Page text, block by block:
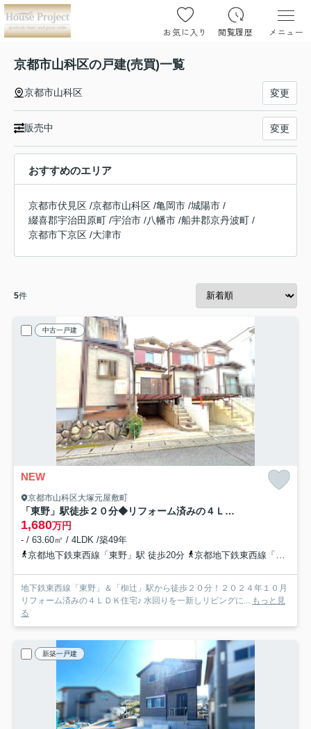
お気に入り 閲覧履歴 メニュー
京都市山科区の戸建(売買)一覧
京都市山科区 変更
販売中 変更
おすすめのエリア
京都市伏見区 /京都市山科区 /亀岡市 /城陽市 /
綴喜郡宇治田原町 /宇治市 /八幡市 /船井郡京丹波町 /
京都市下京区 /大津市
5件
中古一戸建
NEW
京都市山科区大塚元屋敷町
「東野」駅徒歩２０分◆リフォーム済みの４ＬＤＫ◆堀込車庫ありで駐車１台可能◆山科区大塚元屋敷町
1,680万円
- / 63.60㎡ / 4LDK /築49年
京都地下鉄東西線「東野」駅 徒歩20分
京都地下鉄東西線「椥辻」駅 徒歩20分
地下鉄東西線「東野」＆「椥辻」駅から徒歩２０分！２０２４年１０月
リフォーム済みの４ＬＤＫ住宅♪ 水回りを一新しリビングに...
もっと見
る
新築一戸建